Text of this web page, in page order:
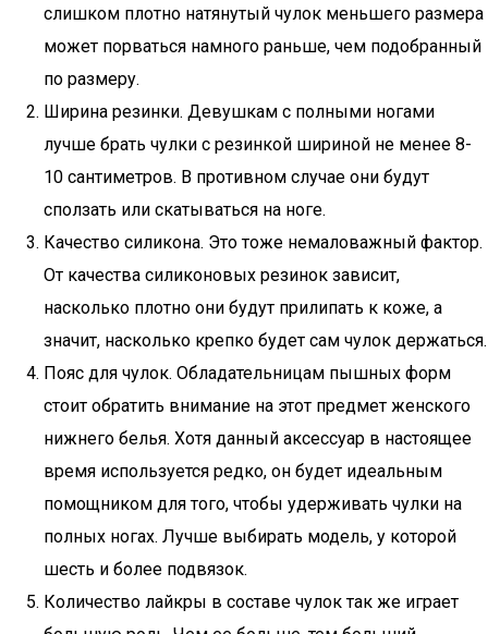
слишком плотно натянутый чулок меньшего размера
может порваться намного раньше, чем подобранный
по размеру.
Ширина резинки. Девушкам с полными ногами
лучше брать чулки с резинкой шириной не менее 8-
10 сантиметров. В противном случае они будут
сползать или скатываться на ноге.
Качество силикона. Это тоже немаловажный фактор.
От качества силиконовых резинок зависит,
насколько плотно они будут прилипать к коже, а
значит, насколько крепко будет сам чулок держаться.
Пояс для чулок. Обладательницам пышных форм
стоит обратить внимание на этот предмет женского
нижнего белья. Хотя данный аксессуар в настоящее
время используется редко, он будет идеальным
помощником для того, чтобы удерживать чулки на
полных ногах. Лучше выбирать модель, у которой
шесть и более подвязок.
Количество лайкры в составе чулок так же играет